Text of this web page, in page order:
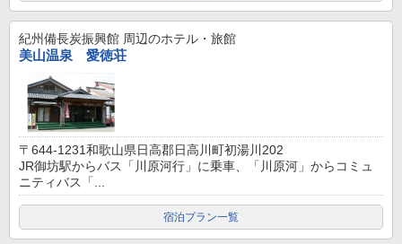
紀州備長炭振興館 周辺のホテル・旅館
美山温泉 愛徳荘
〒644-1231和歌山県日高郡日高川町初湯川202
JR御坊駅からバス「川原河行」に乗車、「川原河」からコミュ
ニティバス「...
宿泊プラン一覧